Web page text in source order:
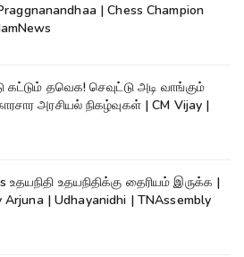
| Chess Champion
கட்டும் தவெக! செவுட்டு அடி வாங்கும்
அரசியல் நிகழ்வுகள் | CM Vijay |
உதயநிதிக்கு தைரியம் இருக்க |
Arjuna | Udhayanidhi | TNAssembly